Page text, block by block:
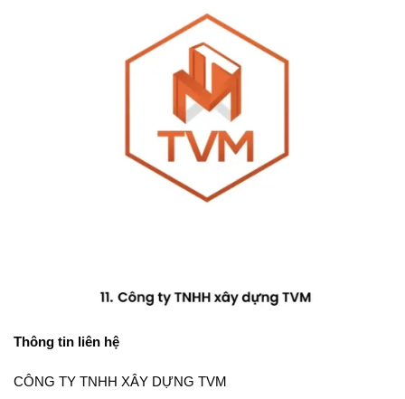
Thông tin liên hệ
CÔNG TY TNHH XÂY DỰNG TVM